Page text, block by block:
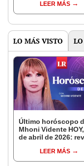
leyes contra la
inmigración ilegal
LEER MÁS
LO MÁS VISTO
Último horóscopo
Mhoni Vidente
de abril de 2026:
signo y entérate si te
espera un día
LEER MÁS